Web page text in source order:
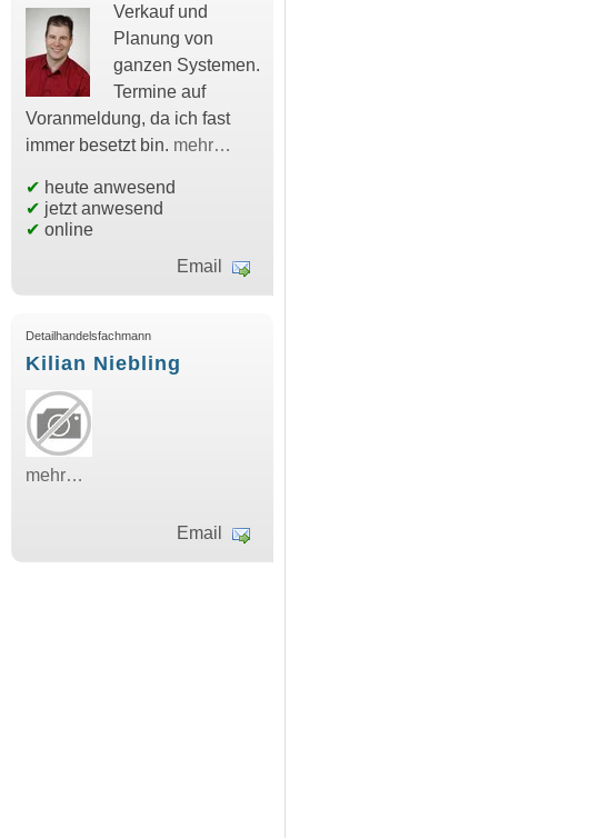
Verkauf und
Planung von
ganzen Systemen.
Termine auf
Voranmeldung, da ich fast
immer besetzt bin. mehr…
✔ heute anwesend
✔ jetzt anwesend
✔ online
Email
Detailhandelsfachmann
Kilian Niebling
mehr…
Email